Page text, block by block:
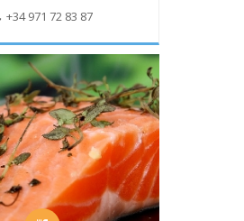
+34 971 72 83 87